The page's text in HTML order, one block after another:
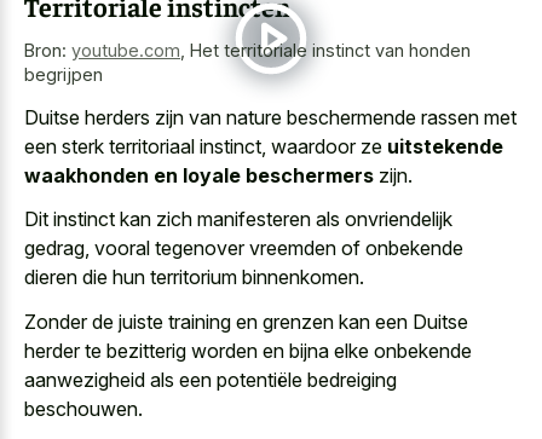
Bron: youtube.com, Het territoriale instinct van honden
begrijpen
Duitse herders zijn van nature beschermende rassen met
een sterk territoriaal instinct, waardoor ze uitstekende
waakhonden en loyale beschermers zijn.
Dit instinct kan zich manifesteren als onvriendelijk
gedrag, vooral tegenover vreemden of onbekende
dieren die hun territorium binnenkomen.
Zonder de juiste training en grenzen kan een Duitse
herder te bezitterig worden en bijna elke onbekende
aanwezigheid als een potentiële bedreiging
beschouwen.